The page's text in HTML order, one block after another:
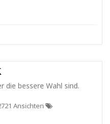
die bessere Wahl sind.
Ansichten